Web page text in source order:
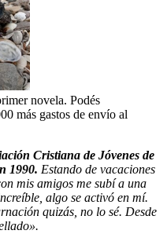
novela. Podés
más gastos de envío al
Cristiana de Jóvenes de
1990. Estando de vacaciones
mis amigos me subí a una
algo se activó en mí.
quizás, no lo sé. Desde